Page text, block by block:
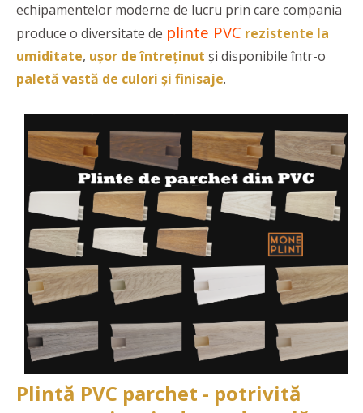
echipamentelor moderne de lucru prin care compania
produce o diversitate de plinte PVC rezistente la
umiditate, ușor de întreținut și disponibile într-o
paletă vastă de culori și finisaje.
Plintă PVC parchet - potrivită